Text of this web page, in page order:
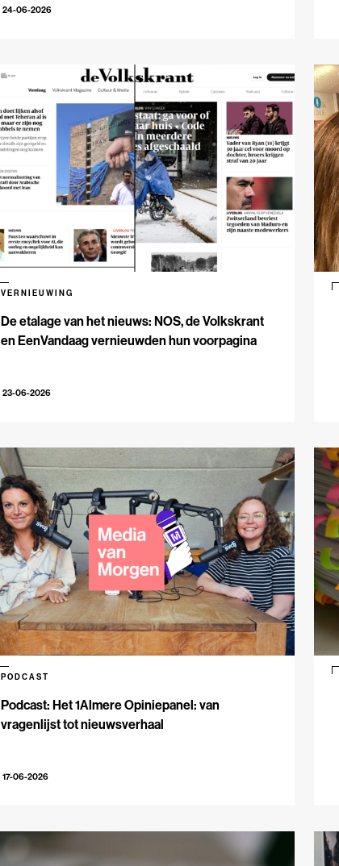
24-06-2026
De etalage van het nieuws: NOS, de Volkskrant
en EenVandaag vernieuwden hun voorpagina
VERNIEUWING
23-06-2026
Podcast: Het 1Almere Opiniepanel: van
vragenlijst tot nieuwsverhaal
PODCAST
17-06-2026